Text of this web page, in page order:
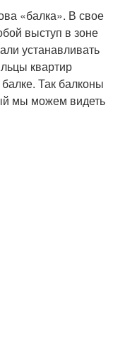
«балка». В свое
выступ в зоне
устанавливать
квартир
Так балконы
мы можем видеть